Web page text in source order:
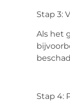
Stap 3:
Als het
Stap 4: